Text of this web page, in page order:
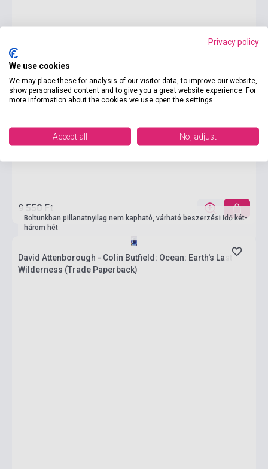
9 550 Ft
Boltunkban pillanatnyilag nem kapható, várható beszerzési idő két-
három hét
David Attenborough - Colin Butfield: Ocean: Earth's Last
Wilderness (Trade Paperback)
Privacy policy
We use cookies
We may place these for analysis of our visitor data, to improve our website,
show personalised content and to give you a great website experience. For
more information about the cookies we use open the settings.
Accept all No, adjust